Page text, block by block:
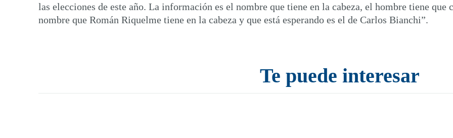
las elecciones de este año. La información es el nombre que tiene en la cabeza, el hombre tiene que
nombre que Román Riquelme tiene en la cabeza y que está esperando es el de Carlos Bianchi”.
Te puede interesar